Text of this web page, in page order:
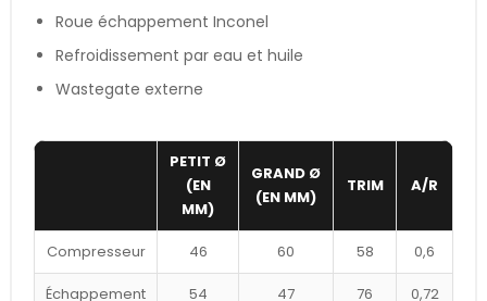
Roue échappement Inconel
Refroidissement par eau et huile
Wastegate externe
PETIT Ø
(EN
MM)
GRAND Ø
(EN MM)
TRIM A/R
Compresseur 46 60 58 0,6
Échappement 54 47 76 0,72